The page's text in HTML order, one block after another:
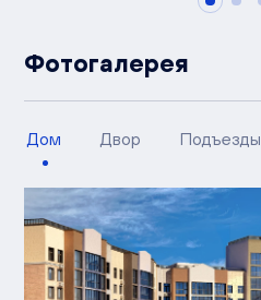
Фотогалерея
Дом Двор Подъезды